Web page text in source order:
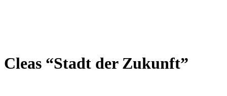
Cleas “Stadt der Zukunft”